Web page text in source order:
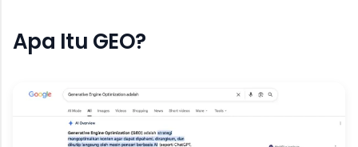
Apa Itu GEO?